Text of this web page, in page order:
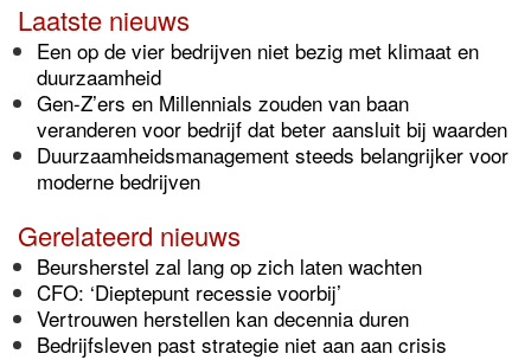
Laatste nieuws
Een op de vier bedrijven niet bezig met klimaat en
duurzaamheid
Gen-Z’ers en Millennials zouden van baan
veranderen voor bedrijf dat beter aansluit bij waarden
Duurzaamheidsmanagement steeds belangrijker voor
moderne bedrijven
Gerelateerd nieuws
Beursherstel zal lang op zich laten wachten
CFO: ‘Dieptepunt recessie voorbij’
Vertrouwen herstellen kan decennia duren
Bedrijfsleven past strategie niet aan aan crisis